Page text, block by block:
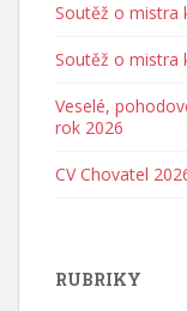
Soutěž o mistra
Soutěž o mistra
Veselé,
rok 2026
CV Chovatel
RUBRIKY